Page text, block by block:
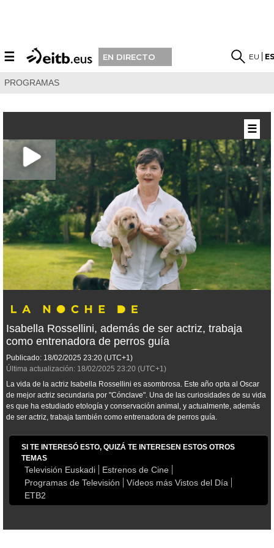
☰ EN DIRECTO EU
PROGRAMAS
Isabella Rossellini, además de ser actriz, trabaja
como entrenadora de perros guía
Publicado: 18/02/2025 23:20 (UTC+1)
Última actualización: 18/02/2025 23:20 (UTC+1)
La vida de la actriz Isabella Rossellini es asombrosa. Este año opta al Oscar
de mejor actriz secundaria por "Cónclave". Una de las curiosidades de su vida
es que ha estudiado etología y conservación animal, y actualmente, además
de ser actriz, trabaja también como entrenadora de perros guía.
SI TE INTERESÓ ESTO, QUIZÁ TE INTERESEN ESTOS OTROS
TEMAS
Televisión Euskadi
Estrenos de Cine
Programas de Televisión
Vídeos más Vistos del Día
ETB2
☰